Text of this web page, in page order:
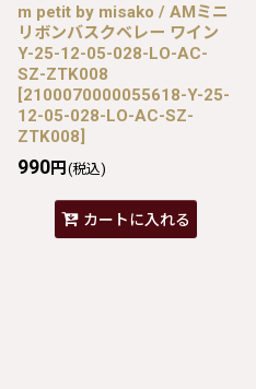
m petit by misako / AMミニ
リボンバスクベレー ワイン
Y-25-12-05-028-LO-AC-
SZ-ZTK008
[2100070000055618-Y-25-
12-05-028-LO-AC-SZ-
ZTK008]
990円 (税込)
カートに入れる